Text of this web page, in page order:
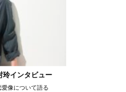
玲インタビュー
像について語る